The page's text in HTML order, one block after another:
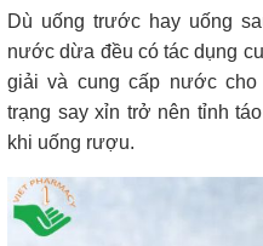
Dù uống trước hay uống
nước dừa đều có tác dụng
giải và cung cấp nước
trạng say xỉn trở nên tỉnh
khi uống rượu.